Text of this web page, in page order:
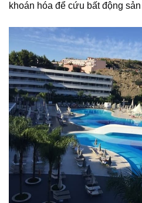
khoán hóa để cứu bất động